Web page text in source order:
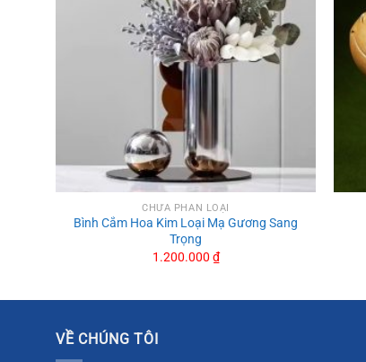
CHƯA PHÂN LOẠI
Bình Cắm Hoa Kim Loại Mạ Gương Sang
Trọng
1.200.000 ₫
VỀ CHÚNG TÔI